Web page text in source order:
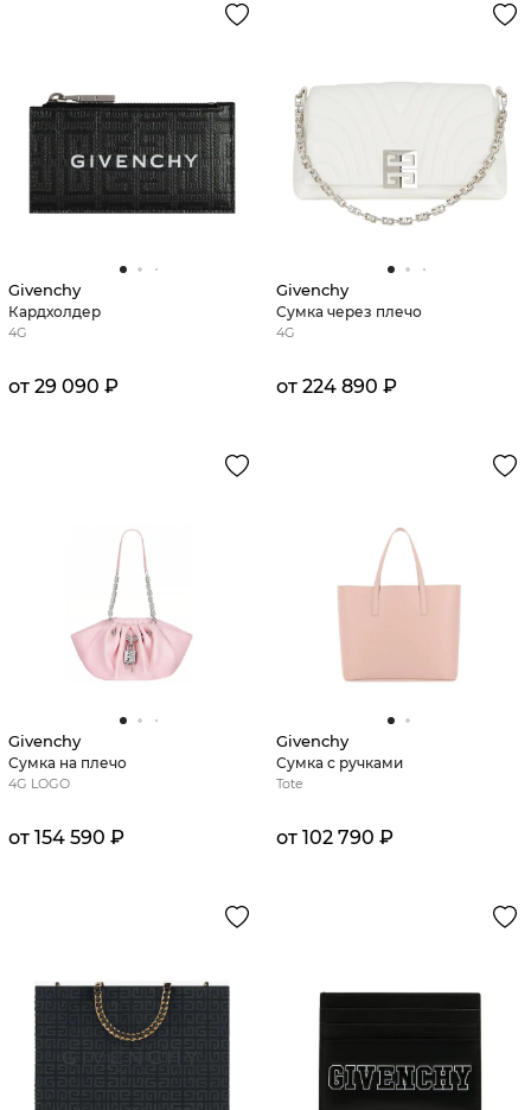
Givenchy
Кардхолдер
4G
от 29 090 ₽
Givenchy
Сумка через плечо
4G
от 224 890 ₽
Givenchy
Сумка на плечо
4G LOGO
от 154 590 ₽
Givenchy
Сумка с ручками
Tote
от 102 790 ₽